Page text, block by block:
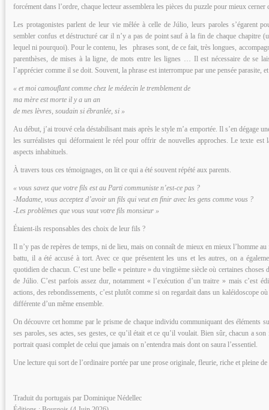
forcément dans l’ordre, chaque lecteur assemblera les pièces du puzzle pour mieux cerner
Les protagonistes parlent de leur vie mêlée à celle de Júlio, leurs paroles s’égarent
sembler confus et déstructuré car il n’y a pas de point sauf à la fin de chaque chapitre
lequel ni pourquoi). Pour le contenu, les phrases sont, de ce fait, très longues,
parenthèses, de mises à la ligne, de mots entre les lignes … Il est nécessaire de se
l’apprécier comme il se doit. Souvent, la phrase est interrompue par une pensée parasite,
« et moi camouflant comme chez le médecin le tremblement de
ma mère est morte il y a un an
de mes lèvres, soudain si ébranlée, si »
Au début, j’ai trouvé cela déstabilisant mais après le style m’a emportée. Il s’en dégage
les surréalistes qui déformaient le réel pour offrir de nouvelles approches. Le texte
aspects inhabituels.
À travers tous ces témoignages, on lit ce qui a été souvent répété aux parents.
« vous savez que votre fils est au Parti communiste n’est-ce pas ?
-Madame, vous acceptez d’avoir un fils qui veut en finir avec les gens comme vous ?
-Les problèmes que vous vaut votre fils monsieur »
Étaient-ils responsables des choix de leur fils ?
Il n’y pas de repères de temps, ni de lieu, mais on connaît de mieux en mieux l’homme
battu, il a été accusé à tort. Avec ce que présentent les uns et les autres, on a
quotidien de chacun. C’est une belle « peinture » du vingtième siècle où certaines choses
de Júlio. C’est parfois assez dur, notamment « l’exécution d’un traitre » mais c’est
actions, des rebondissements, c’est plutôt comme si on regardait dans un kaléidoscope
différente d’un même ensemble.
On découvre cet homme par le prisme de chaque individu communiquant des éléments
ses paroles, ses actes, ses gestes, ce qu’il était et ce qu’il voulait. Bien sûr, chacun a
portrait quasi complet de celui que jamais on n’entendra mais dont on saura l’essentiel.
Une lecture qui sort de l’ordinaire portée par une prose originale, fleurie, riche et pleine
Traduit du portugais par Dominique Nédellec